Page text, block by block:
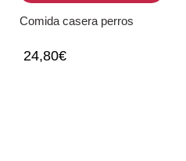
Comida casera perros
24,80€